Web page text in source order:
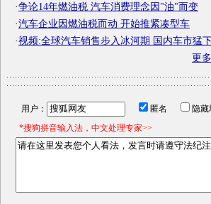
·争论14年燃油税 汽车消费理念因"油"而变
·汽车企业因燃油税而动 开始推紧凑型车
·视频:全球汽车销售步入冰河期 国内车市猛
更
用户： 匿名 隐
*搜狗拼音输入法，中文处理专家>>